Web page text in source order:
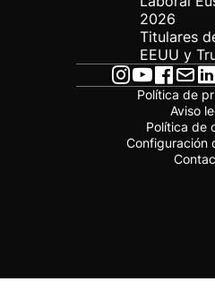
2026
Titulares
EEUU y
Política de
Aviso
Política de
Configuración